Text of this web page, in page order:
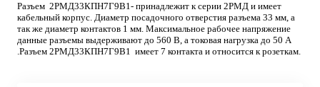
Разъем 2РМД33КПН7Г9В1- принадлежит к серии 2РМД и имеет
кабельный корпус. Диаметр посадочного отверстия разъема 33 мм, а
так же диаметр контактов 1 мм. Максимальное рабочее напряжение
данные разъемы выдерживают до 560 В, а токовая нагрузка до 50 А
.Разъем 2РМД33КПН7Г9В1 имеет 7 контакта и относится к розеткам.